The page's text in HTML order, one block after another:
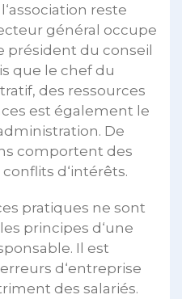
reste
général occupe
président du conseil
que le chef du
des ressources
est également le
De
comportent des
d‘intérêts.
pratiques ne sont
principes d‘une
Il est
d‘entreprise
des salariés.